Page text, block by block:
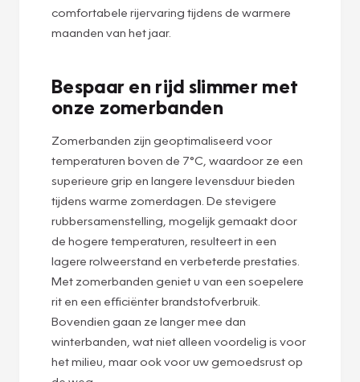
comfortabele rijervaring tijdens de warmere
maanden van het jaar.
Bespaar en rijd slimmer met
onze zomerbanden
Zomerbanden zijn geoptimaliseerd voor
temperaturen boven de 7°C, waardoor ze een
superieure grip en langere levensduur bieden
tijdens warme zomerdagen. De stevigere
rubbersamenstelling, mogelijk gemaakt door
de hogere temperaturen, resulteert in een
lagere rolweerstand en verbeterde prestaties.
Met zomerbanden geniet u van een soepelere
rit en een efficiënter brandstofverbruik.
Bovendien gaan ze langer mee dan
winterbanden, wat niet alleen voordelig is voor
het milieu, maar ook voor uw gemoedsrust op